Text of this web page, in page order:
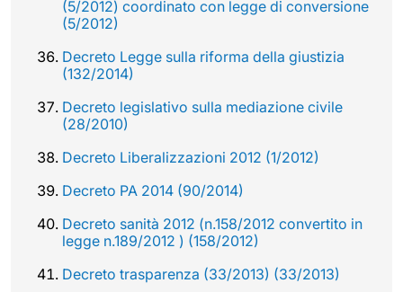
(5/2012) coordinato con legge di conversione
(5/2012)
Decreto Legge sulla riforma della giustizia
(132/2014)
Decreto legislativo sulla mediazione civile
(28/2010)
Decreto Liberalizzazioni 2012 (1/2012)
Decreto PA 2014 (90/2014)
Decreto sanità 2012 (n.158/2012 convertito in
legge n.189/2012 ) (158/2012)
Decreto trasparenza (33/2013) (33/2013)